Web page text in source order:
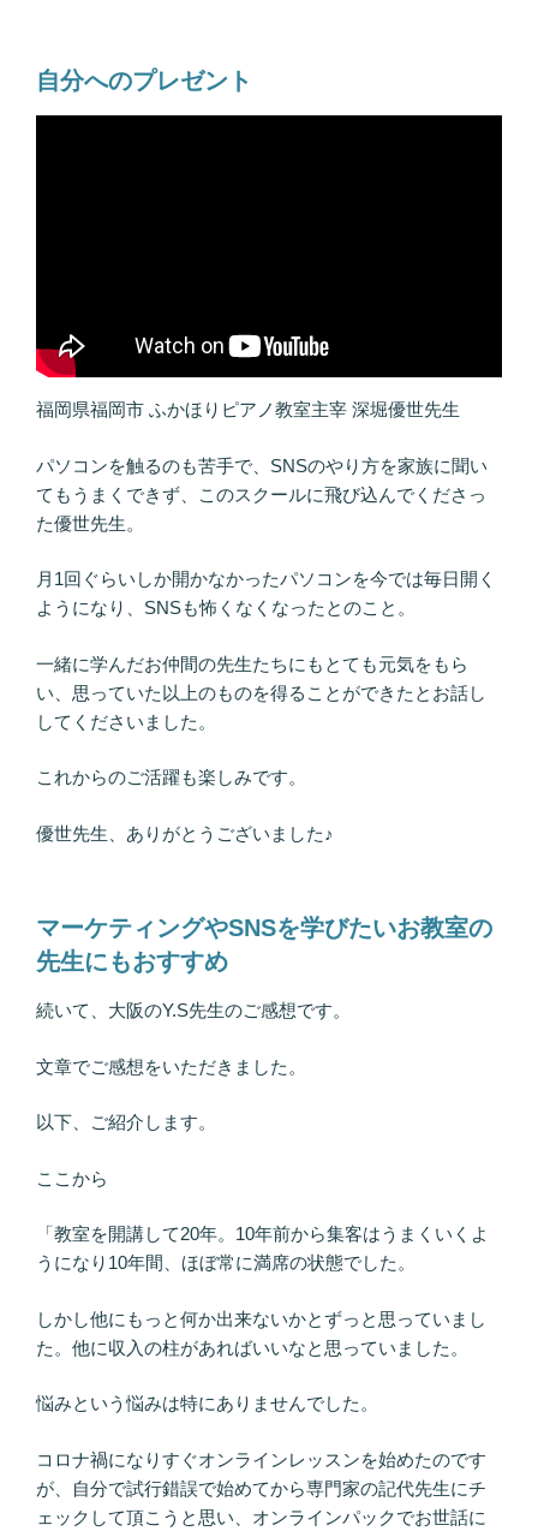
自分へのプレゼント
福岡県福岡市 ふかほりピアノ教室主宰 深堀優世先生
パソコンを触るのも苦手で、SNSのやり方を家族に聞い
てもうまくできず、このスクールに飛び込んでくださっ
た優世先生。
月1回ぐらいしか開かなかったパソコンを今では毎日開く
ようになり、SNSも怖くなくなったとのこと。
一緒に学んだお仲間の先生たちにもとても元気をもら
い、思っていた以上のものを得ることができたとお話し
してくださいました。
これからのご活躍も楽しみです。
優世先生、ありがとうございました♪
マーケティングやSNSを学びたいお教室の
先生にもおすすめ
続いて、大阪のY.S先生のご感想です。
文章でご感想をいただきました。
以下、ご紹介します。
ここから
「教室を開講して20年。10年前から集客はうまくいくよ
うになり10年間、ほぼ常に満席の状態でした。
しかし他にもっと何か出来ないかとずっと思っていまし
た。他に収入の柱があればいいなと思っていました。
悩みという悩みは特にありませんでした。
コロナ禍になりすぐオンラインレッスンを始めたのです
が、自分で試行錯誤で始めてから専門家の記代先生にチ
ェックして頂こうと思い、オンラインパックでお世話に